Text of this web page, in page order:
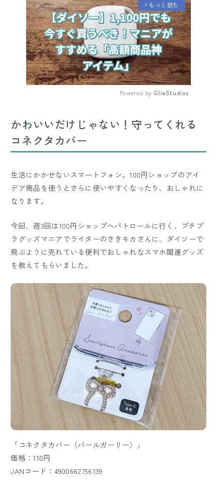
arrow_forward_ios もっと読む
Powered by GliaStudios
かわいいだけじゃない！守ってくれる
コネクタカバー
生活にかかせないスマートフォン。100円ショップのアイ
デア商品を使うとさらに使いやすくなったり、おしゃれに
なります。
今回、週3回は100円ショップへパトロールに行く、プチプ
ラグッズマニアでライターのさきモカさんに、ダイソーで
飛ぶように売れている便利でおしゃれなスマホ関連グッズ
を教えてもらいました。
「コネクタカバー（パールガーリー）」
価格：110円
JANコード：4900662756139